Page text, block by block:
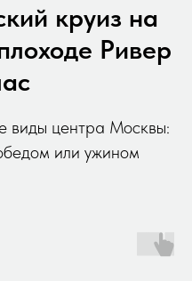
круиз на
Ривер
виды центра Москвы:
или ужином